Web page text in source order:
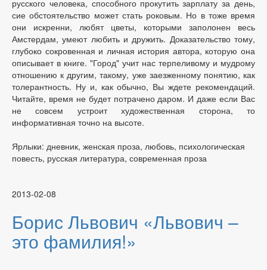
русского человека, способного прокутить зарплату за день,
сие обстоятельство может стать роковым. Но в тоже время
они искренни, любят цветы, которыми заполонен весь
Амстердам, умеют любить и дружить. Доказательство тому,
глубоко сокровенная и личная история автора, которую она
описывает в книге. "Город" учит нас терпеливому и мудрому
отношению к другим, такому, уже заезженному понятию, как
толерантность. Ну и, как обычно, Вы ждете рекомендаций.
Читайте, время не будет потрачено даром. И даже если Вас
не совсем устроит художественная сторона, то
информативная точно на высоте.
Ярлыки: дневник, женская проза, любовь, психологическая
повесть, русская литература, современная проза
2013-02-08
Борис Львович «Львович –
это фамилия!»